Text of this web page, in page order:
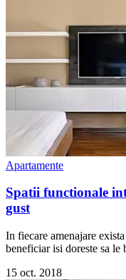
Apartamente
Spatii functionale
gust
In fiecare amenajare
beneficiar isi doreste sa
15 oct. 2018